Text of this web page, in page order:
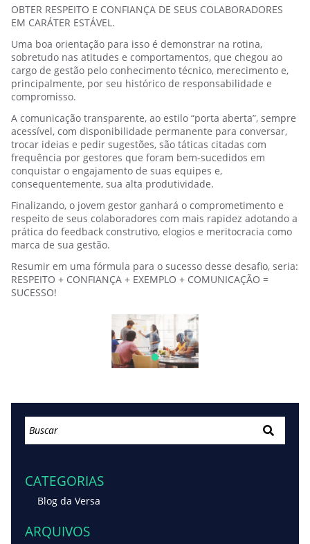
OBTER RESPEITO E CONFIANÇA DE SEUS COLABORADORES
EM CARÁTER ESTÁVEL.
Uma boa orientação para isso é demonstrar na rotina,
sobretudo nas atitudes e comportamentos, que chegou ao
cargo de gestão pelo conhecimento técnico, merecimento e,
principalmente, por seu histórico de responsabilidade e
compromisso.
A comunicação transparente, ao estilo “porta aberta”, sempre
acessível, com disponibilidade permanente para conversar,
trocar ideias e pedir sugestões, são táticas citadas com
frequência por gestores que foram bem-sucedidos em
conquistar o engajamento de suas equipes e,
consequentemente, sua alta produtividade.
Finalizando, o jovem gestor ganhará o comprometimento e
respeito de seus colaboradores com mais rapidez adotando a
prática do feedback construtivo, elogios e meritocracia como
marca de sua gestão.
Resumir em uma fórmula para o sucesso desse desafio, seria:
RESPEITO + CONFIANÇA + EXEMPLO + COMUNICAÇÃO =
SUCESSO!
CATEGORIAS
Blog da Versa
ARQUIVOS